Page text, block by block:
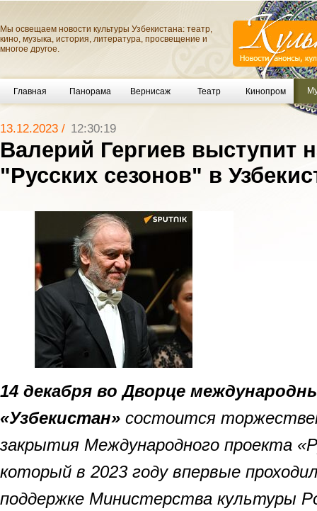
Мы освещаем новости культуры Узбекистана: театр,
кино, музыка, история, литература, просвещение и
многое другое.
Главная Панорама Вернисаж Театр Кинопром
13.12.2023 / 12:30:19
Валерий Гергиев выступит
"Русских сезонов" в
14 декабря во Дворце
«Узбекистан» состоится
закрытия Международного проекта
который в 2023 году впервые
поддержке Министерства культуры